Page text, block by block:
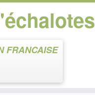
FRANCAISE